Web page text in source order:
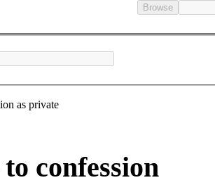
Browse
as private
confession